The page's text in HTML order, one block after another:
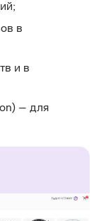
в
и в
– для